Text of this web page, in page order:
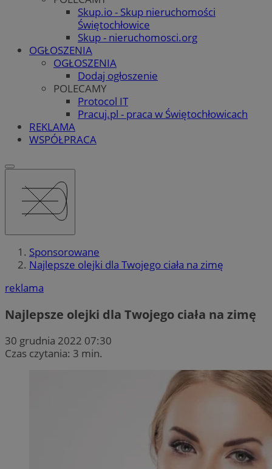
Skup.io - Skup nieruchomości
Świętochłowice
Skup - nieruchomosci.org
OGŁOSZENIA
OGŁOSZENIA
Dodaj ogłoszenie
POLECAMY
Protocol IT
Pracuj.pl - praca w Świętochłowicach
REKLAMA
WSPÓŁPRACA
Sponsorowane
Najlepsze olejki dla Twojego ciała na zimę
reklama
Najlepsze olejki dla Twojego ciała na zimę
30 grudnia 2022 07:30
Czas czytania: 3 min.